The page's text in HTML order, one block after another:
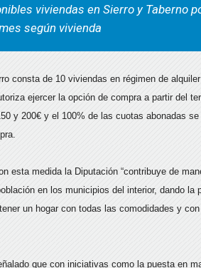
viviendas en Sierro y Taberno
según vivienda
consta de 10 viviendas en régimen de
ejercer la opción de compra a partir del
y 200€ y el 100% de las cuotas abonadas
esta medida la Diputación “contribuye de
en los municipios del interior, dando la
un hogar con todas las comodidades y
que con iniciativas como la puesta en